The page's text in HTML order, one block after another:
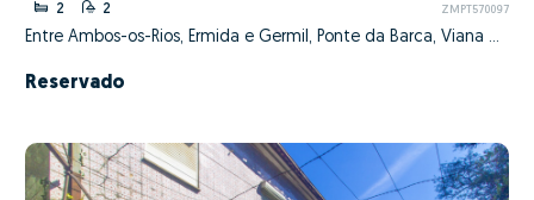
2 2 ZMPT570097
Entre Ambos-os-Rios, Ermida e Germil, Ponte da Barca, Viana do Castelo
Reservado